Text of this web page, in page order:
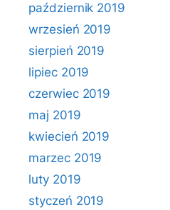
październik 2019
wrzesień 2019
sierpień 2019
lipiec 2019
czerwiec 2019
maj 2019
kwiecień 2019
marzec 2019
luty 2019
styczeń 2019